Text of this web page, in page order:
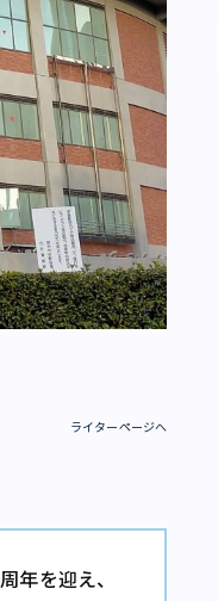
ライターページへ
年を迎え、